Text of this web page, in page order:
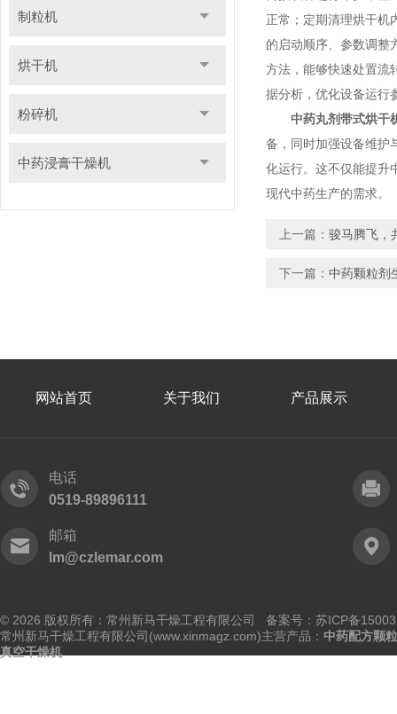
制粒机
烘干机
粉碎机
中药浸膏干燥机
正常；定期清理烘干机
的启动顺序、参数调整
方法，能够快速处置流
据分析，优化设备运行
中药丸剂带式烘干
备，同时加强设备维护
化运行。这不仅能提升
现代中药生产的需求。
上一篇： 骏马腾飞，
下一篇： 中药颗粒剂
网站首页 关于我们 产品展示
电话
0519-89896111
邮箱
lm@czlemar.com
© 2026 版权所有：常州新马干燥工程有限公司 备案号： 苏ICP备
常州新马干燥工程有限公司(www.xinmagz.com)主营产品： 中药配方颗
真空干燥机